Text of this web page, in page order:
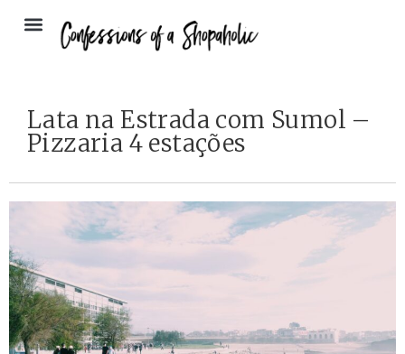
Lata na Estrada com Sumol –
Pizzaria 4 estações